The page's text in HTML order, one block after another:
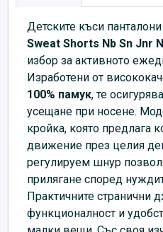
Детските къси панталони
Sweat Shorts Nb Sn Jnr
избор за активното
Изработени от
100% памук, те
усещане при носене.
кройка, която предлага
движение през целия
регулируем шнур
прилягане според
Практичните странични
функционалност и